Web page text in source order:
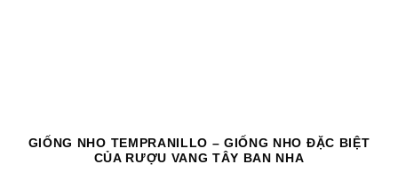
GIỐNG NHO TEMPRANILLO – GIỐNG NHO ĐẶC BIỆT
CỦA RƯỢU VANG TÂY BAN NHA